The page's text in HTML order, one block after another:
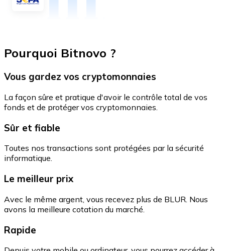
Pourquoi Bitnovo ?
Vous gardez vos cryptomonnaies
La façon sûre et pratique d'avoir le contrôle total de vos
fonds et de protéger vos cryptomonnaies.
Sûr et fiable
Toutes nos transactions sont protégées par la sécurité
informatique.
Le meilleur prix
Avec le même argent, vous recevez plus de BLUR. Nous
avons la meilleure cotation du marché.
Rapide